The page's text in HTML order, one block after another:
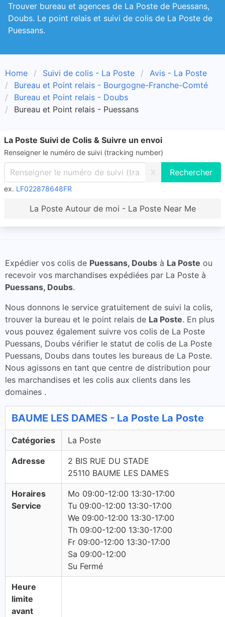
Trouver bureau et agences de La Poste de Puessans,
Doubs. Le point relais et suivi de colis de La Poste de
Puessans.
Home Suivi de colis - La Poste
Avis - La Poste
Bureau et Point relais - Bourgogne-Franche-Comté
Bureau et Point relais - Doubs
Bureau et Point relais - Puessans
La Poste Suivi de Colis & Suivre un envoi
Renseigner le numéro de suivi (tracking number)
X
ex. LF022878648FR
La Poste Autour de moi - La Poste Near Me
Expédier vos colis de Puessans, Doubs à La Poste ou
recevoir vos marchandises expédiées par La Poste à
Puessans, Doubs.
Nous donnons le service gratuitement de suivi la colis,
trouver la bureau et le point relais de La Poste. En plus
vous pouvez également suivre vos colis de La Poste
Puessans, Doubs vérifier le statut de colis de La Poste
Puessans, Doubs dans toutes les bureaus de La Poste.
Nous agissons en tant que centre de distribution pour
les marchandises et les colis aux clients dans les
domaines .
BAUME LES DAMES - La Poste La Poste
Catégories La Poste
Adresse
2 BIS RUE DU STADE
25110 BAUME LES DAMES
Horaires
Service
Mo 09:00-12:00 13:30-17:00
Tu 09:00-12:00 13:30-17:00
We 09:00-12:00 13:30-17:00
Th 09:00-12:00 13:30-17:00
Fr 09:00-12:00 13:30-17:00
Sa 09:00-12:00
Su Fermé
Heure
limite
avant